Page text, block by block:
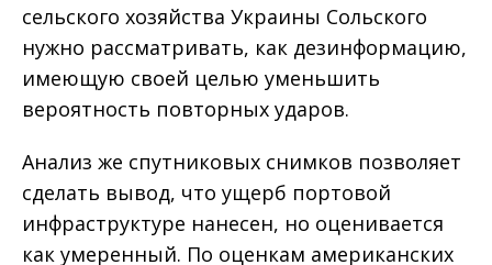
сельского хозяйства Украины Сольского
нужно рассматривать, как дезинформацию,
имеющую своей целью уменьшить
вероятность повторных ударов.
Анализ же спутниковых снимков позволяет
сделать вывод, что ущерб портовой
инфраструктуре нанесен, но оценивается
как умеренный. По оценкам американских